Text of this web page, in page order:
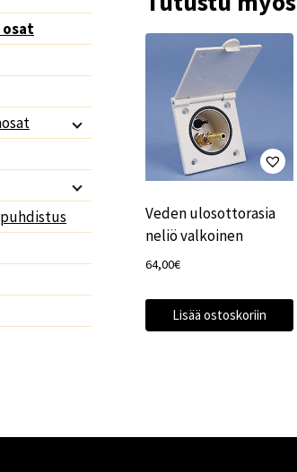
Veden ulosottorasia
neliö valkoinen
64,00€
Lisää ostoskoriin